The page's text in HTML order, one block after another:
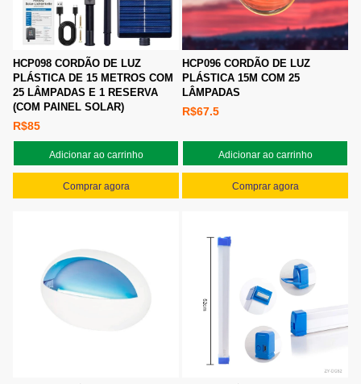
HCP098 CORDÃO DE LUZ
PLÁSTICA DE 15 METROS COM
25 LÂMPADAS E 1 RESERVA
(COM PAINEL SOLAR)
R$85
Adicionar ao carrinho
Comprar agora
HCP096 CORDÃO DE LUZ
PLÁSTICA 15M COM 25
LÂMPADAS
R$67.5
Adicionar ao carrinho
Comprar agora